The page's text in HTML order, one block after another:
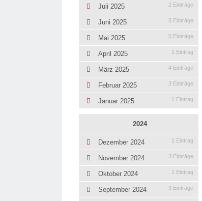
Juli 2025 2 Einträge
Juni 2025 5 Einträge
Mai 2025 5 Einträge
April 2025 1 Eintrag
März 2025 4 Einträge
Februar 2025 3 Einträge
Januar 2025 1 Eintrag
2024
Dezember 2024 1 Eintrag
November 2024 3 Einträge
Oktober 2024 1 Eintrag
September 2024 3 Einträge